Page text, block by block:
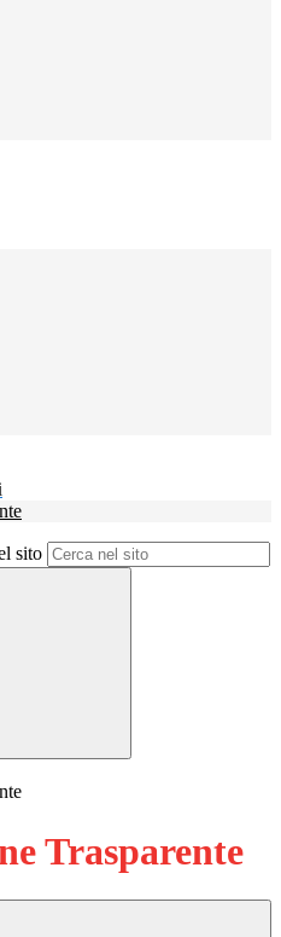
sito
Trasparente